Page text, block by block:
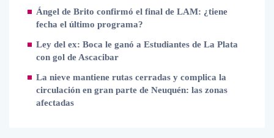
Ángel de Brito confirmó el final de LAM: ¿tiene
fecha el último programa?
Ley del ex: Boca le ganó a Estudiantes de La Plata
con gol de Ascacibar
La nieve mantiene rutas cerradas y complica la
circulación en gran parte de Neuquén: las zonas
afectadas